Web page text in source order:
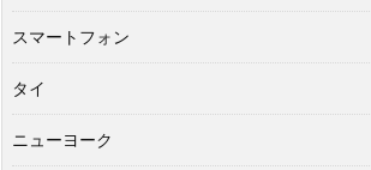
スマートフォン
タイ
ニューヨーク